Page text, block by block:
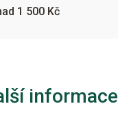
1 500 Kč
informace